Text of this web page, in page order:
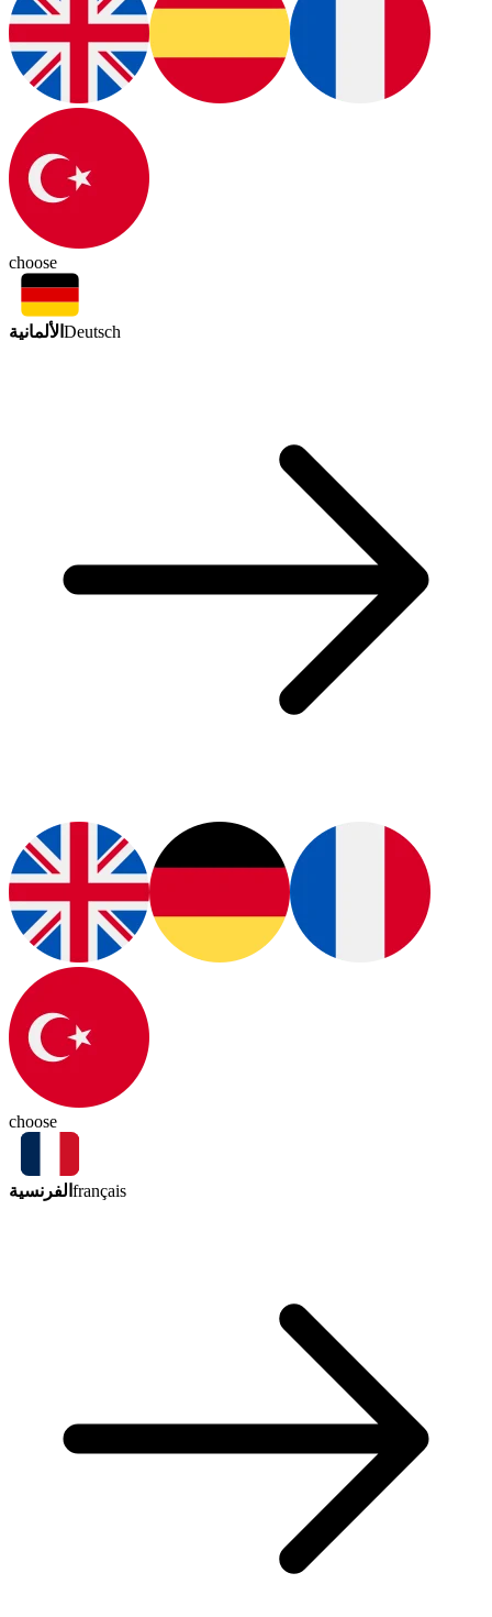
choose
الألمانية Deutsch
choose
الفرنسية français